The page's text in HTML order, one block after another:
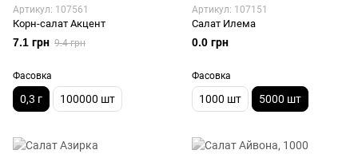
Артикул: 107561
Корн-салат Акцент
7.1 грн 9.4 грн
Фасовка
0,3 г 100000 шт
Артикул: 107151
Салат Илема
0.0 грн
Фасовка
1000 шт 5000 шт